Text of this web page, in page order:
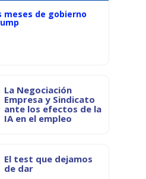
meses de gobierno
La Negociación
Empresa y Sindicato
ante los efectos de la
IA en el empleo
El test que dejamos
de dar